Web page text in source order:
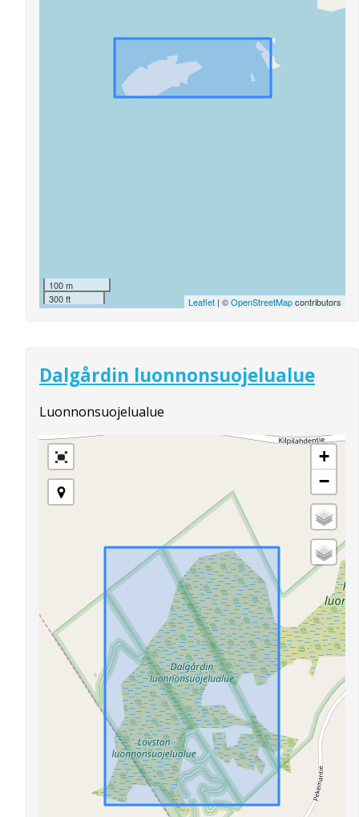
100 m
300 ft
Leaflet | ©OpenStreetMapcontributors
Dalgårdin luonnonsuojelualue
Luonnonsuojelualue
+
−